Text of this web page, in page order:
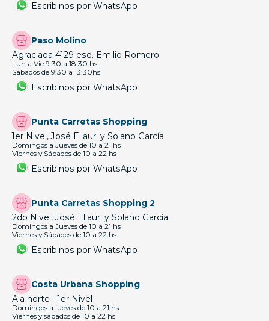
Escribinos por WhatsApp
Paso Molino
Agraciada 4129 esq. Emilio Romero
Lun a Vie 9:30 a 18:30 hs
Sabados de 9:30 a 13:30hs
Escribinos por WhatsApp
Punta Carretas Shopping
1er Nivel, José Ellauri y Solano García.
Domingos a Jueves de 10 a 21 hs
Viernes y Sábados de 10 a 22 hs
Escribinos por WhatsApp
Punta Carretas Shopping 2
2do Nivel, José Ellauri y Solano García.
Domingos a Jueves de 10 a 21 hs
Viernes y Sábados de 10 a 22 hs
Escribinos por WhatsApp
Costa Urbana Shopping
Ala norte - 1er Nivel
Domingos a jueves de 10 a 21 hs
Viernes y sabados de 10 a 22 hs